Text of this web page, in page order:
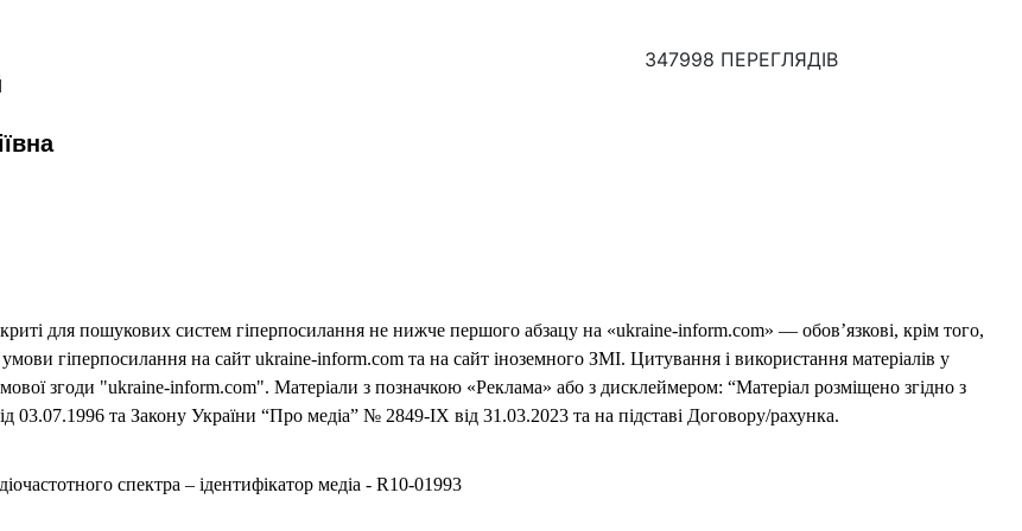
347998 ПЕРЕГЛЯДІВ
для пошукових систем гіперпосилання не нижче першого абзацу на «ukraine-inform.com» — обов’язкові, крім того,
гіперпосилання на сайт ukraine-inform.com та на сайт іноземного ЗМІ. Цитування і використання матеріалів у
згоди "ukraine-inform.com". Матеріали з позначкою «Реклама» або з дисклеймером: “Матеріал розміщено згідно з
та Закону України “Про медіа” № 2849-IX від 31.03.2023 та на підставі Договору/рахунка.
спектра – ідентифікатор медіа - R10-01993